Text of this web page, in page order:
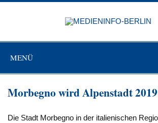
Zum
MENÜ
Morbegno wird Alpenstadt 2019
Die Stadt Morbegno in der italienischen